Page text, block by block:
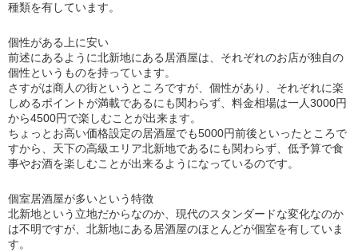
種類を有しています。
個性がある上に安い
前述にあるように北新地にある居酒屋は、それぞれのお店が独自の
個性というものを持っています。
さすがは商人の街というところですが、個性があり、それぞれに楽
しめるポイントが満載であるにも関わらず、料金相場は一人3000円
から4500円で楽しむことが出来ます。
ちょっとお高い価格設定の居酒屋でも5000円前後といったところで
すから、天下の高級エリア北新地であるにも関わらず、低予算で食
事やお酒を楽しむことが出来るようになっているのです。
個室居酒屋が多いという特徴
北新地という立地だからなのか、現代のスタンダードな変化なのか
は不明ですが、北新地にある居酒屋のほとんどが個室を有していま
す。